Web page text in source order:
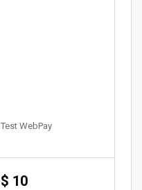
Test WebPay
$ 10